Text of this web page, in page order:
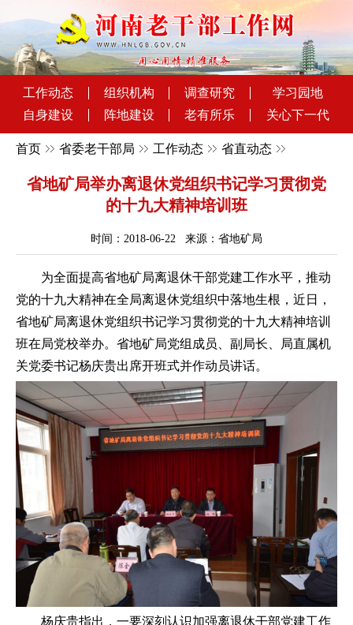
工作动态 组织机构 调查研究
学习园地
自身建设
阵地建设 老有所乐 关心下一代
首页 省委老干部局 工作动态 省直动态
省地矿局举办离退休党组织书记学习贯彻党
的十九大精神培训班
时间：2018-06-22 来源：省地矿局
为全面提高省地矿局离退休干部党建工作水平，推动
党的十九大精神在全局离退休党组织中落地生根，近日，
省地矿局离退休党组织书记学习贯彻党的十九大精神培训
班在局党校举办。省地矿局党组成员、副局长、局直属机
关党委书记杨庆贵出席开班式并作动员讲话。
杨庆贵指出，一要深刻认识加强离退休干部党建工作